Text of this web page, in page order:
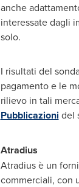
anche
interessate dagli
solo.
I risultati del
pagamento e le
rilievo in tali
Pubblicazionidel
Atradius
Atradius è un
commerciali, con